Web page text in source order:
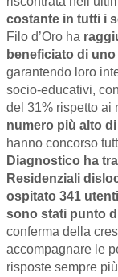
costante in tutti i
Filo d’Oro ha
beneficiato di
garantendo loro
socio-educativi,
del 31% rispetto ai
numero più alto
hanno concorso
Diagnostico ha
Residenziali
ospitato 341 utenti
sono stati punto
conferma della
accompagnare le
risposte sempre